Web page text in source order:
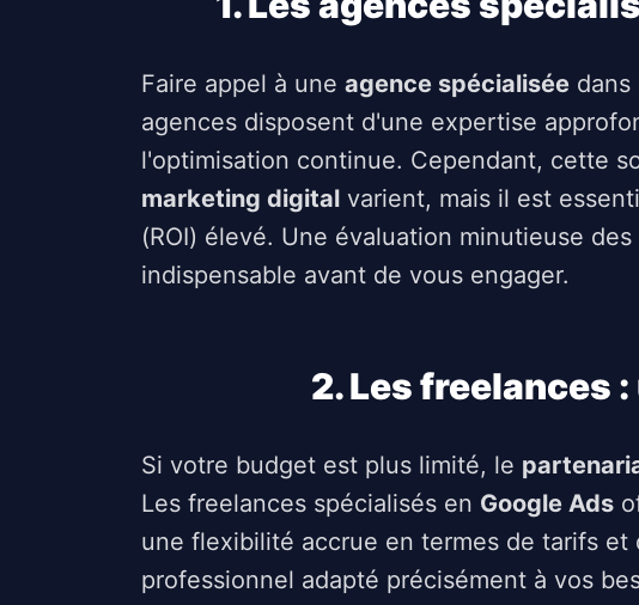
Faire appel à une agence spécialisée dans
agences disposent d'une expertise
l'optimisation continue. Cependant, cette
marketing digital varient, mais il est
(ROI) élevé. Une évaluation minutieuse
indispensable avant de vous engager.
2. Les freelances
Si votre budget est plus limité, le
Les freelances spécialisés en Google Ads
une flexibilité accrue en termes de tarifs
professionnel adapté précisément à vos